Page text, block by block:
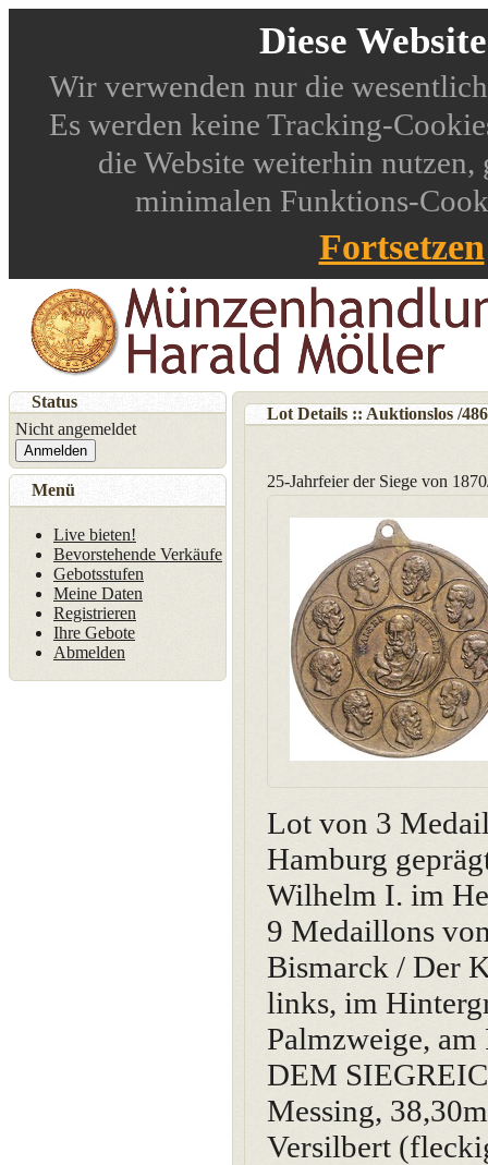
Diese
Wir verwenden nur die
Es werden keine Tracking-
die Website weiterhin nutzen,
minimalen Funktions-
Fortsetzen
Lot Details :: Auktionslos /486
25-Jahrfeier der Siege von
Lot von 3
Hamburg
Wilhelm I. im
9 Medaillons
Bismarck / Der
links, im
Palmzweige,
DEM
Messing,
Versilbert
Status
Nicht angemeldet
Anmelden
Menü
Live bieten!
Bevorstehende Verkäufe
Gebotsstufen
Meine Daten
Registrieren
Ihre Gebote
Abmelden